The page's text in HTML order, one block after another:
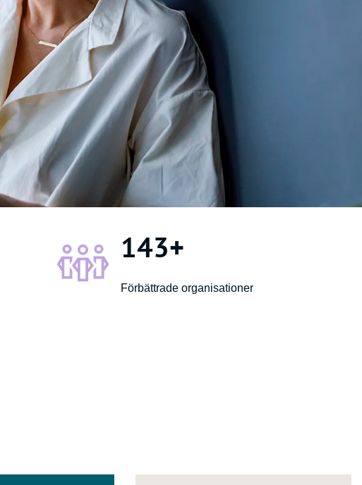
143+
Förbättrade organisationer